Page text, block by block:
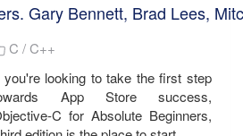
Gary Bennett, Brad Lees,
C / C++
you're looking to take the first step
App Store success,
C for Absolute Beginners,